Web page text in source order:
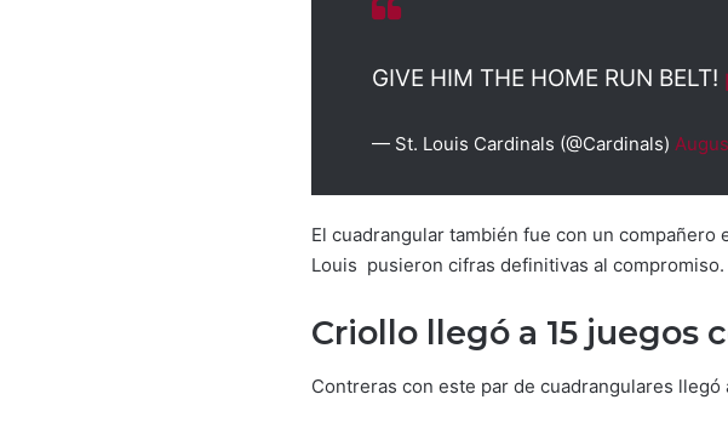
GIVE HIM THE HOME RUN BELT!
— St. Louis Cardinals (@Cardinals)
El cuadrangular también fue con un
Louis pusieron cifras definitivas al compromiso.
Criollo llegó a 15 juegos
Contreras con este par de cuadrangulares